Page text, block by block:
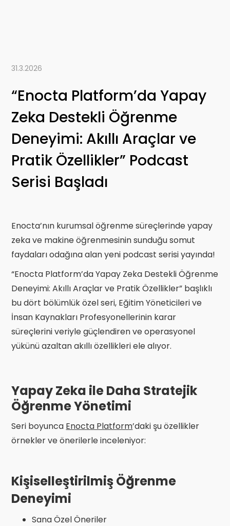
31.3.2026
“Enocta Platform’da Yapay
Zeka Destekli Öğrenme
Deneyimi: Akıllı Araçlar ve
Pratik Özellikler” Podcast
Serisi Başladı
Enocta’nın kurumsal öğrenme süreçlerinde yapay
zeka ve makine öğrenmesinin sunduğu somut
faydaları odağına alan yeni podcast serisi yayında!
“Enocta Platform’da Yapay Zeka Destekli Öğrenme
Deneyimi: Akıllı Araçlar ve Pratik Özellikler” başlıklı
bu dört bölümlük özel seri, Eğitim Yöneticileri ve
İnsan Kaynakları Profesyonellerinin karar
süreçlerini veriyle güçlendiren ve operasyonel
yükünü azaltan akıllı özellikleri ele alıyor.
Yapay Zeka ile Daha Stratejik
Öğrenme Yönetimi
Seri boyunca Enocta Platform’daki şu özellikler
örnekler ve önerilerle inceleniyor:
Kişiselleştirilmiş Öğrenme
Deneyimi
Sana Özel Öneriler